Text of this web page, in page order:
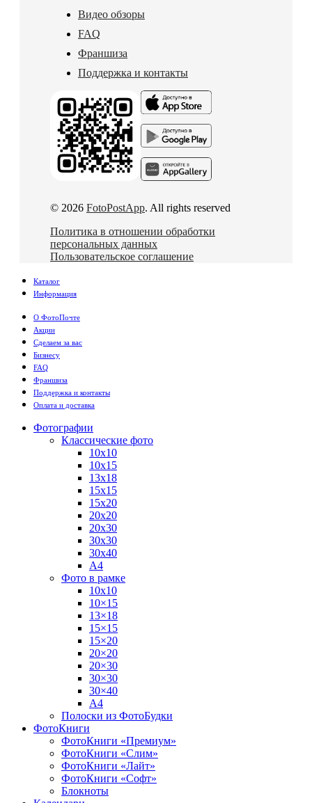
Видео обзоры
FAQ
Франшиза
Поддержка и контакты
© 2026 FotoPostApp. All rights reserved
Политика в отношении обработки
персональных данных
Пользовательское соглашение
Каталог
Информация
О ФотоПочте
Акции
Сделаем за вас
Бизнесу
FAQ
Франшиза
Поддержка и контакты
Оплата и доставка
Фотографии
Классические фото
10х10
10х15
13х18
15х15
15х20
20х20
20х30
30х30
30х40
А4
Фото в рамке
10х10
10×15
13×18
15×15
15×20
20×20
20×30
30×30
30×40
A4
Полоски из ФотоБудки
ФотоКниги
ФотоКниги «Премиум»
ФотоКниги «Слим»
ФотоКниги «Лайт»
ФотоКниги «Софт»
Блокноты